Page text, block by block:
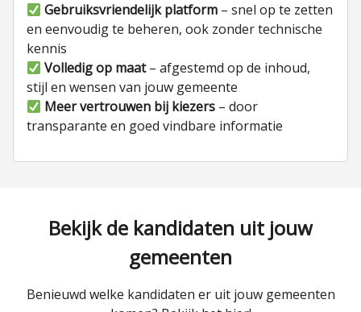
Gebruiksvriendelijk platform – snel op te zetten
en eenvoudig te beheren, ook zonder technische
kennis
Volledig op maat– afgestemd op de inhoud,
stijl en wensen van jouw gemeente
Meer vertrouwen bij kiezers – door
transparante en goed vindbare informatie
Bekijk de kandidaten uit jouw
gemeenten
Benieuwd welke kandidaten er uit jouw gemeenten